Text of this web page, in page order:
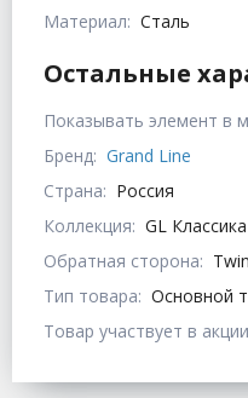
Материал: Сталь
Остальные
Показывать элемент в
Бренд: Grand Line
Страна: Россия
Коллекция: GL Классика
Обратная сторона:
Тип товара: Основной
Товар участвует в